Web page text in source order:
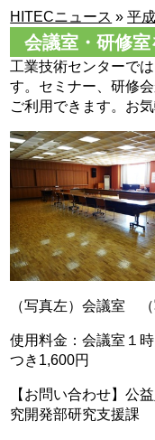
HITECニュース »平
会議室・研修
工業技術センターで
す。セミナー、研修
ご利用できます。お
（写真左）会議室
使用料金：会議室１
つき1,600円
【お問い合わせ】公
究開発部研究支援課